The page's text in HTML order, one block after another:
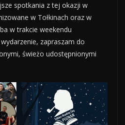
spotkania z tej okazji w
w Tołkinach oraz w
w trakcie weekendu
zapraszam do
świeżo udostępnionymi